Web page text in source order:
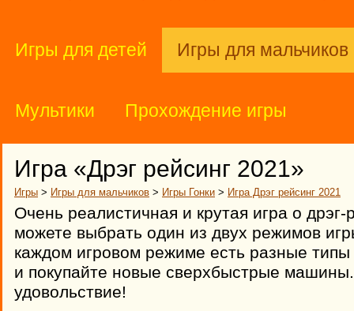
Игры для детей Игры для мальчиков
Мультики Прохождение игры
Игра «Дрэг рейсинг 2021»
Игры > Игры для мальчиков > Игры Гонки > Игра Дрэг рейсинг 2021
Очень реалистичная и крутая игра о
можете выбрать один из двух режимов
каждом игровом режиме есть разные типы
и покупайте новые сверхбыстрые
удовольствие!